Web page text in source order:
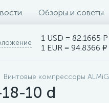
Обзоры и советы
1 USD = 82.1665 ₽
1 EUR = 94.8366 ₽
Винтовые компрессоры ALMiG
10 d